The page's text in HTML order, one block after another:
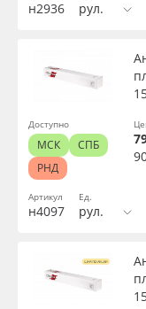
Плёнка
Вспененный ПВХ
Баннер
Страна
Производитель
Торговая марка
Серия
Доступность
н2936 рул.
Артикул
н4097
Ед.
рул.
Доступно
МСК
СПБ
РНД